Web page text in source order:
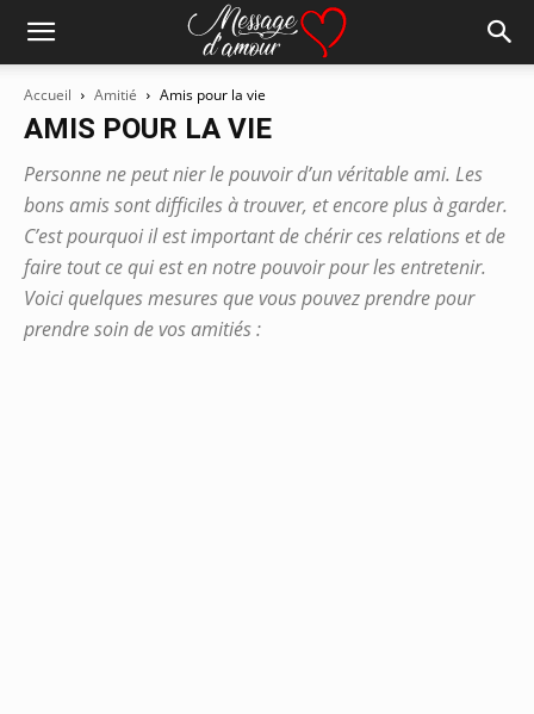
Accueil Amitié Amis pour la vie
AMIS POUR LA VIE
Personne ne peut nier le pouvoir d’un véritable ami. Les
bons amis sont difficiles à trouver, et encore plus à garder.
C’est pourquoi il est important de chérir ces relations et de
faire tout ce qui est en notre pouvoir pour les entretenir.
Voici quelques mesures que vous pouvez prendre pour
prendre soin de vos amitiés :